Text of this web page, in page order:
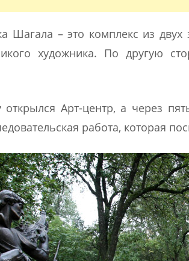
Шагала – это комплекс из
художника. По другую
открылся Арт-центр, а через
работа, которая